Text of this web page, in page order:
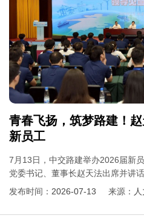
青春飞扬，筑梦路建！
新员工
7月13日，中交路建举办2026届新
党委书记、董事长赵天法出席并讲
郭光松致欢迎辞。公司总会计师唐
发布时间： 2026-07-13 来源：